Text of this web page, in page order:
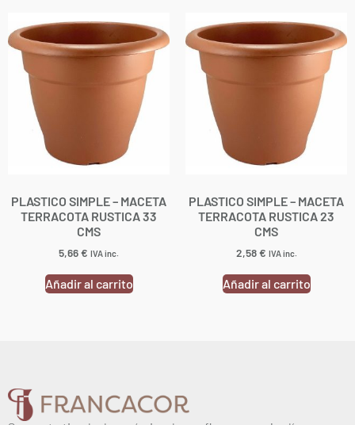
PLASTICO SIMPLE – MACETA
TERRACOTA RUSTICA 33
CMS
5,66€ IVA inc.
Añadir al carrito
PLASTICO SIMPLE – MACETA
TERRACOTA RUSTICA 23
CMS
2,58€ IVA inc.
Añadir al carrito